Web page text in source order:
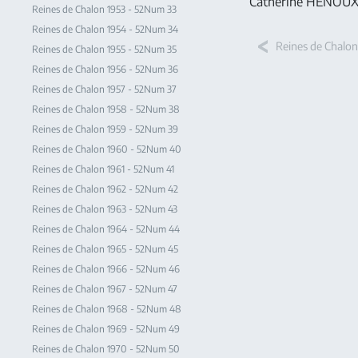
Reines de Chalon 1953 - 52Num 33
Reines de Chalon 1954 - 52Num 34
Reines de Chalon 1955 - 52Num 35
Reines de Chalon 1956 - 52Num 36
Reines de Chalon 1957 - 52Num 37
Reines de Chalon 1958 - 52Num 38
Reines de Chalon 1959 - 52Num 39
Reines de Chalon 1960 - 52Num 40
Reines de Chalon 1961 - 52Num 41
Reines de Chalon 1962 - 52Num 42
Reines de Chalon 1963 - 52Num 43
Reines de Chalon 1964 - 52Num 44
Reines de Chalon 1965 - 52Num 45
Reines de Chalon 1966 - 52Num 46
Reines de Chalon 1967 - 52Num 47
Reines de Chalon 1968 - 52Num 48
Reines de Chalon 1969 - 52Num 49
Reines de Chalon 1970 - 52Num 50
Reines de